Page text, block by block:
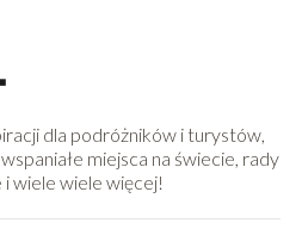
dla podróżników i turystów,
miejsca na świecie, rady
wiele wiele więcej!